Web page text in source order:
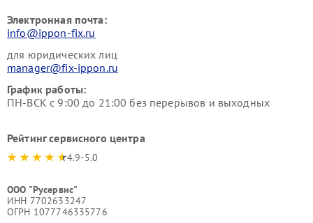
Электронная почта:
info@ippon-fix.ru
для юридических лиц
manager@fix-ippon.ru
График работы:
ПН-ВСК с 9:00 до 21:00 без перерывов и выходных
Рейтинг сервисного центра
4.9-5.0
ООО "Русервис"
ИНН 7702633247
ОГРН 1077746335776